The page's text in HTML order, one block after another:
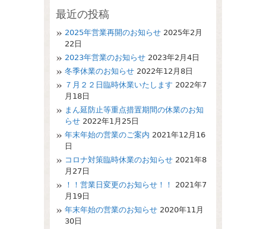
最近の投稿
2025年営業再開のお知らせ 2025年2月
22日
2023年営業のお知らせ 2023年2月4日
冬季休業のお知らせ 2022年12月8日
７月２２日臨時休業いたします 2022年7
月18日
まん延防止等重点措置期間の休業のお知
らせ 2022年1月25日
年末年始の営業のご案内 2021年12月16
日
コロナ対策臨時休業のお知らせ 2021年8
月27日
！！営業日変更のお知らせ！！
2021年7
月19日
年末年始の営業のお知らせ 2020年11月
30日